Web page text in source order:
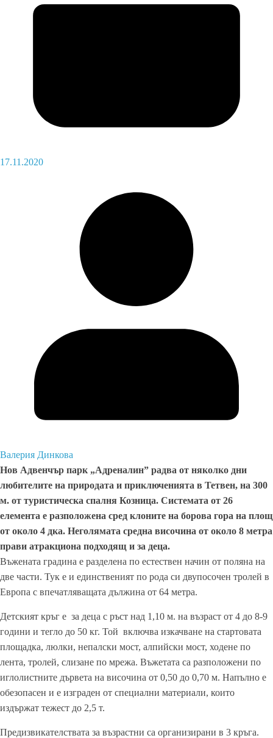
17.11.2020
Валерия Динкова
Нов Адвенчър парк „Адреналин” радва от няколко дни
любителите на природата и приключенията в Тетвен, на 300
м. от туристическа спалня Козница. Системата от 26
елемента е разположена сред клоните на борова гора на площ
от около 4 дка. Неголямата средна височина от около 8 метра
прави атракциона подходящ и за деца.
Въжената градина е разделена по естествен начин от поляна на
две части. Тук е и единственият по рода си двупосочен тролей в
Европа с впечатляващата дължина от 64 метра.
Детският кръг е за деца с ръст над 1,10 м. на възраст от 4 до 8-9
години и тегло до 50 кг. Той включва изкачване на стартовата
площадка, люлки, непалски мост, алпийски мост, ходене по
лента, тролей, слизане по мрежа. Въжетата са разположени по
иглолистните дървета на височина от 0,50 до 0,70 м. Напълно е
обезопасен и е изграден от специални материали, които
издържат тежест до 2,5 т.
Предизвикателствата за възрастни са организирани в 3 кръга.